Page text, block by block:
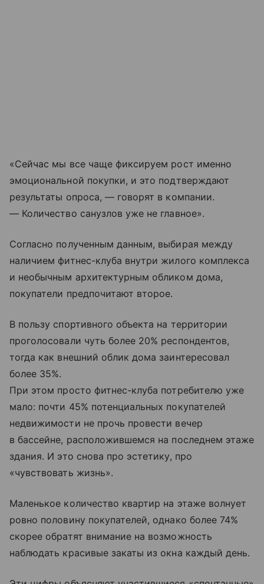
«Сейчас мы все чаще фиксируем рост именно
эмоциональной покупки, и это подтверждают
результаты опроса, — говорят в компании.
— Количество санузлов уже не главное».
Согласно полученным данным, выбирая между
наличием фитнес-клуба внутри жилого комплекса
и необычным архитектурным обликом дома,
покупатели предпочитают второе.
В пользу спортивного объекта на территории
проголосовали чуть более 20% респондентов,
тогда как внешний облик дома заинтересовал
более 35%.
При этом просто фитнес-клуба потребителю уже
мало: почти 45% потенциальных покупателей
недвижимости не прочь провести вечер
в бассейне, расположившемся на последнем этаже
здания. И это снова про эстетику, про
«чувствовать жизнь».
Маленькое количество квартир на этаже волнует
ровно половину покупателей, однако более 74%
скорее обратят внимание на возможность
наблюдать красивые закаты из окна каждый день.